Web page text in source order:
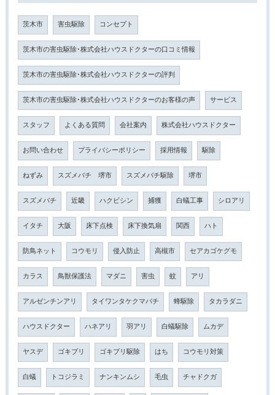
茨木市 害虫駆除 コンセプト
茨木市の害虫駆除･株式会社ハウスドクターの口コミ情報
茨木市の害虫駆除･株式会社ハウスドクターの評判
茨木市の害虫駆除･株式会社ハウスドクターのお客様の声 サービス
スタッフ よくある質問 会社案内 株式会社ハウスドクター
お問い合わせ プライバシーポリシー 採用情報 駆除
ねずみ スズメバチ 堺市 スズメバチ駆除 堺市
スズメバチ 近畿 ハクビシン 捕獲 白蟻工事 シロアリ
イタチ 大阪 床下点検 床下換気扇 関西 ハト
防鳥ネット コウモリ 侵入防止 高槻市 セアカゴケグモ
カラス 鳥獣保護法 マダニ 害虫 蚊 アリ
アルゼンチンアリ タイワンタケクマバチ 蜂駆除 タカラダニ
ハウスドクター ハネアリ 羽アリ 白蟻駆除 ムカデ
ヤスデ ゴキブリ ゴキブリ駆除 はち コウモリ対策
白蟻 トコジラミ ナンキンムシ 毛虫 チャドクガ